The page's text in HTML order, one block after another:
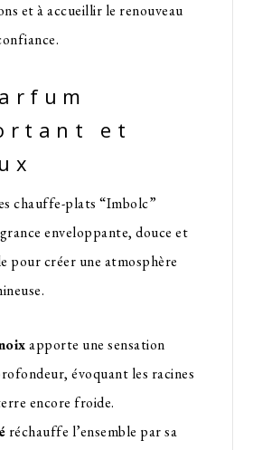
et à accueillir le renouveau
et
chauffe-plats “Imbolc”
enveloppante, douce et
pour créer une atmosphère
apporte une sensation
évoquant les racines
encore froide.
réchauffe l’ensemble par sa